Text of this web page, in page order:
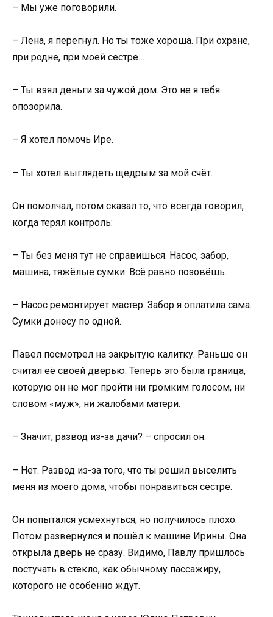
– Мы уже поговорили.
– Лена, я перегнул. Но ты тоже хороша. При охране,
при родне, при моей сестре…
– Ты взял деньги за чужой дом. Это не я тебя
опозорила.
– Я хотел помочь Ире.
– Ты хотел выглядеть щедрым за мой счёт.
Он помолчал, потом сказал то, что всегда говорил,
когда терял контроль:
– Ты без меня тут не справишься. Насос, забор,
машина, тяжёлые сумки. Всё равно позовёшь.
– Насос ремонтирует мастер. Забор я оплатила сама.
Сумки донесу по одной.
Павел посмотрел на закрытую калитку. Раньше он
считал её своей дверью. Теперь это была граница,
которую он не мог пройти ни громким голосом, ни
словом «муж», ни жалобами матери.
– Значит, развод из-за дачи? – спросил он.
– Нет. Развод из-за того, что ты решил выселить
меня из моего дома, чтобы понравиться сестре.
Он попытался усмехнуться, но получилось плохо.
Потом развернулся и пошёл к машине Ирины. Она
открыла дверь не сразу. Видимо, Павлу пришлось
постучать в стекло, как обычному пассажиру,
которого не особенно ждут.